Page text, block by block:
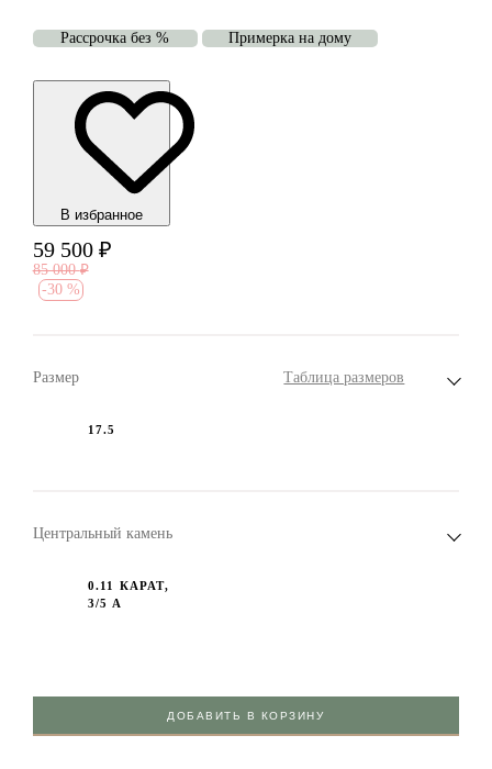
Рассрочка без % Примерка на дому
В избранноe
59 500 ₽
85 000 ₽
-30 %
Размер Таблица размеров
17.5
Центральный камень
0.11 КАРАТ,
3/5 А
ДОБАВИТЬ В КОРЗИНУ